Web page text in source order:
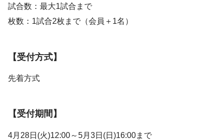
試合数：最大1試合まで
枚数：1試合2枚まで（会員＋1名）
【受付方式】
先着方式
【受付期間】
4月28日(火)12:00～5月3日(日)16:00まで